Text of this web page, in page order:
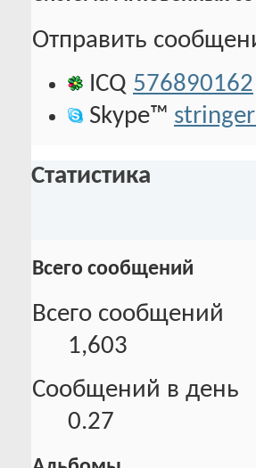
Отправить
ICQ 576890162
Skype™
Статистика
Всего сообщений
Всего сообщений
1,603
Сообщений в день
0.27